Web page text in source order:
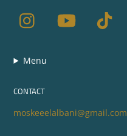
Menu
CONTACT
moskeeelalbani@gmail.com